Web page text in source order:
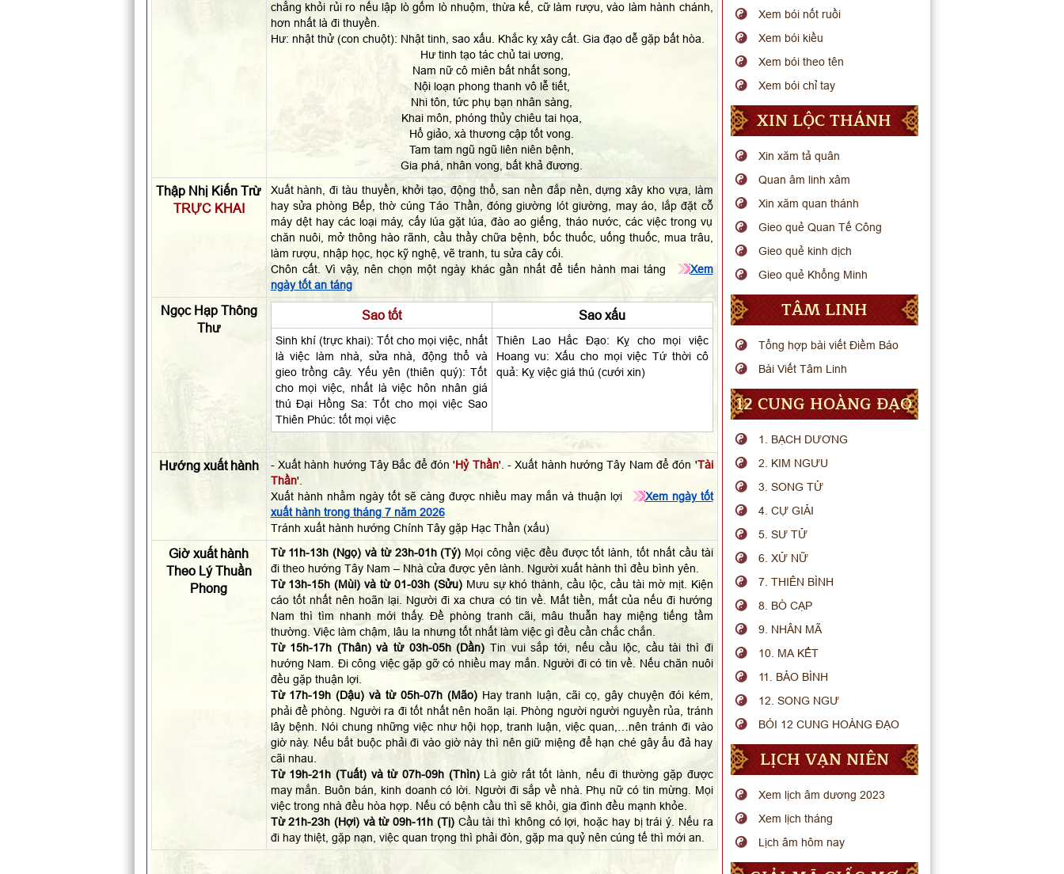
chẳng khỏi rủi ro nếu lập lò gốm lò nhuộm, thừa kế, cữ làm rượu, vào làm hành chánh,
hơn nhất là đi thuyền.
Hư: nhật thử (con chuột): Nhật tinh, sao xấu. Khắc kỵ xây cất. Gia đạo dễ gặp bất hòa.
Hư tinh tạo tác chủ tai ương,
Nam nữ cô miên bất nhất song,
Nội loạn phong thanh vô lễ tiết,
Nhi tôn, tức phụ bạn nhân sàng,
Khai môn, phóng thủy chiêu tai họa,
Hổ giảo, xà thương cập tốt vong.
Tam tam ngũ ngũ liên niên bệnh,
Gia phá, nhân vong, bất khả đương.
Thập Nhị Kiến Trừ
TRỰC KHAI
Xuất hành, đi tàu thuyền, khởi tạo, động thổ, san nền đắp nền, dựng xây kho vựa, làm
hay sửa phòng Bếp, thờ cúng Táo Thần, đóng giường lót giường, may áo, lắp đặt cỗ
máy dệt hay các loại máy, cấy lúa gặt lúa, đào ao giếng, tháo nước, các việc trong vụ
chăn nuôi, mở thông hào rãnh, cầu thầy chữa bệnh, bốc thuốc, uống thuốc, mua trâu,
làm rượu, nhập học, học kỹ nghệ, vẽ tranh, tu sửa cây cối.
Chôn cất. Vì vậy, nên chọn một ngày khác gần nhất để tiến hành mai táng
Xem
ngày tốt an táng
Ngọc Hạp Thông
Thư
Sao tốt Sao xấu
Sinh khí (trực khai): Tốt cho mọi việc, nhất
là việc làm nhà, sửa nhà, động thổ và
gieo trồng cây. Yếu yên (thiên quý): Tốt
cho mọi việc, nhất là việc hôn nhân giá
thú Đại Hồng Sa: Tốt cho mọi việc Sao
Thiên Phúc: tốt mọi việc
Thiên Lao Hắc Đạo: Kỵ cho mọi việc
Hoang vu: Xấu cho mọi việc Tứ thời cô
quả: Kỵ việc giá thú (cưới xin)
Hướng xuất hành - Xuất hành hướng Tây Bắc để đón 'Hỷ Thần'. - Xuất hành hướng Tây Nam để đón 'Tài
Thần'.
Xuất hành nhằm ngày tốt sẽ càng được nhiều may mắn và thuận lợi
Xem ngày tốt
xuất hành trong tháng 7 năm 2026
Tránh xuất hành hướng Chính Tây gặp Hạc Thần (xấu)
Giờ xuất hành
Theo Lý Thuần
Phong
Từ 11h-13h (Ngọ) và từ 23h-01h (Tý) Mọi công việc đều được tốt lành, tốt nhất cầu tài
đi theo hướng Tây Nam – Nhà cửa được yên lành. Người xuất hành thì đều bình yên.
Từ 13h-15h (Mùi) và từ 01-03h (Sửu) Mưu sự khó thành, cầu lộc, cầu tài mờ mịt. Kiện
cáo tốt nhất nên hoãn lại. Người đi xa chưa có tin về. Mất tiền, mất của nếu đi hướng
Nam thì tìm nhanh mới thấy. Đề phòng tranh cãi, mâu thuẫn hay miệng tiếng tầm
thường. Việc làm chậm, lâu la nhưng tốt nhất làm việc gì đều cần chắc chắn.
Từ 15h-17h (Thân) và từ 03h-05h (Dần) Tin vui sắp tới, nếu cầu lộc, cầu tài thì đi
hướng Nam. Đi công việc gặp gỡ có nhiều may mắn. Người đi có tin về. Nếu chăn nuôi
đều gặp thuận lợi.
Từ 17h-19h (Dậu) và từ 05h-07h (Mão) Hay tranh luận, cãi cọ, gây chuyện đói kém,
phải đề phòng. Người ra đi tốt nhất nên hoãn lại. Phòng người người nguyền rủa, tránh
lây bệnh. Nói chung những việc như hội họp, tranh luận, việc quan,…nên tránh đi vào
giờ này. Nếu bắt buộc phải đi vào giờ này thì nên giữ miệng để hạn ché gây ẩu đả hay
cãi nhau.
Từ 19h-21h (Tuất) và từ 07h-09h (Thìn) Là giờ rất tốt lành, nếu đi thường gặp được
may mắn. Buôn bán, kinh doanh có lời. Người đi sắp về nhà. Phụ nữ có tin mừng. Mọi
việc trong nhà đều hòa hợp. Nếu có bệnh cầu thì sẽ khỏi, gia đình đều mạnh khỏe.
Từ 21h-23h (Hợi) và từ 09h-11h (Tị) Cầu tài thì không có lợi, hoặc hay bị trái ý. Nếu ra
đi hay thiệt, gặp nạn, việc quan trọng thì phải đòn, gặp ma quỷ nên cúng tế thì mới an.
Xem bói nốt ruồi
Xem bói kiều
Xem bói theo tên
Xem bói chỉ tay
XIN LỘC THÁNH
Xin xăm tả quân
Quan âm linh xâm
Xin xăm quan thánh
Gieo quẻ Quan Tế Công
Gieo quẻ kinh dịch
Gieo quẻ Khổng Minh
TÂM LINH
Tổng hợp bài viết Điềm Báo
Bài Viết Tâm Linh
12 CUNG HOÀNG ĐẠO
1. BẠCH DƯƠNG
2. KIM NGƯU
3. SONG TỬ
4. CỰ GIẢI
5. SƯ TỬ
6. XỬ NỮ
7. THIÊN BÌNH
8. BÒ CẠP
9. NHÂN MÃ
10. MA KẾT
11. BẢO BÌNH
12. SONG NGƯ
BÓI 12 CUNG HOÀNG ĐẠO
LỊCH VẠN NIÊN
Xem lịch âm dương 2023
Xem lịch tháng
Lịch âm hôm nay